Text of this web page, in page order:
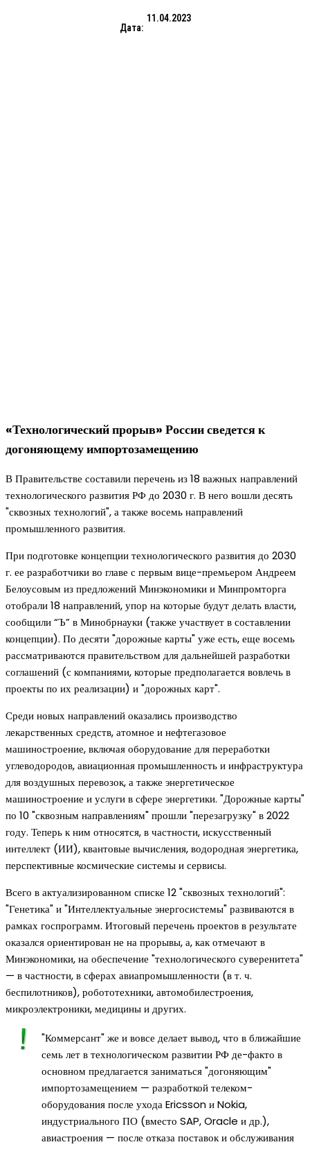
Дата:
11.04.2023
«Технологический прорыв» России сведется к
догоняющему импортозамещению
В Правительстве составили перечень из 18 важных направлений
технологического развития РФ до 2030 г. В него вошли десять
"сквозных технологий", а также восемь направлений
промышленного развития.
При подготовке концепции технологического развития до 2030
г. ее разработчики во главе с первым вице-премьером Андреем
Белоусовым из предложений Минэкономики и Минпромторга
отобрали 18 направлений, упор на которые будут делать власти,
сообщили “Ъ” в Минобрнауки (также участвует в составлении
концепции). По десяти "дорожные карты" уже есть, еще восемь
рассматриваются правительством для дальнейшей разработки
соглашений (с компаниями, которые предполагается вовлечь в
проекты по их реализации) и "дорожных карт".
Среди новых направлений оказались производство
лекарственных средств, атомное и нефтегазовое
машиностроение, включая оборудование для переработки
углеводородов, авиационная промышленность и инфраструктура
для воздушных перевозок, а также энергетическое
машиностроение и услуги в сфере энергетики. "Дорожные карты"
по 10 "сквозным направлениям" прошли "перезагрузку" в 2022
году. Теперь к ним относятся, в частности, искусственный
интеллект (ИИ), квантовые вычисления, водородная энергетика,
перспективные космические системы и сервисы.
Всего в актуализированном списке 12 "сквозных технологий":
"Генетика" и "Интеллектуальные энергосистемы" развиваются в
рамках госпрограмм. Итоговый перечень проектов в результате
оказался ориентирован не на прорывы, а, как отмечают в
Минэкономики, на обеспечение "технологического суверенитета"
— в частности, в сферах авиапромышленности (в т. ч.
беспилотников), робототехники, автомобилестроения,
микроэлектроники, медицины и других.
"Коммерсант" же и вовсе делает вывод, что в ближайшие
семь лет в технологическом развитии РФ де-факто в
основном предлагается заниматься "догоняющим"
импортозамещением — разработкой телеком-
оборудования после ухода Ericsson и Nokia,
индустриального ПО (вместо SAP, Oracle и др.),
авиастроения — после отказа поставок и обслуживания